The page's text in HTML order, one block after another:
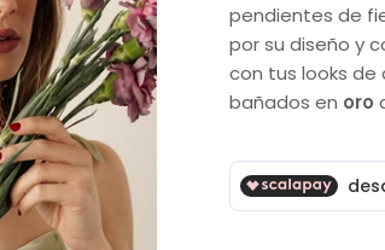
pendientes de
por su diseño y
con tus looks de
bañados en oro